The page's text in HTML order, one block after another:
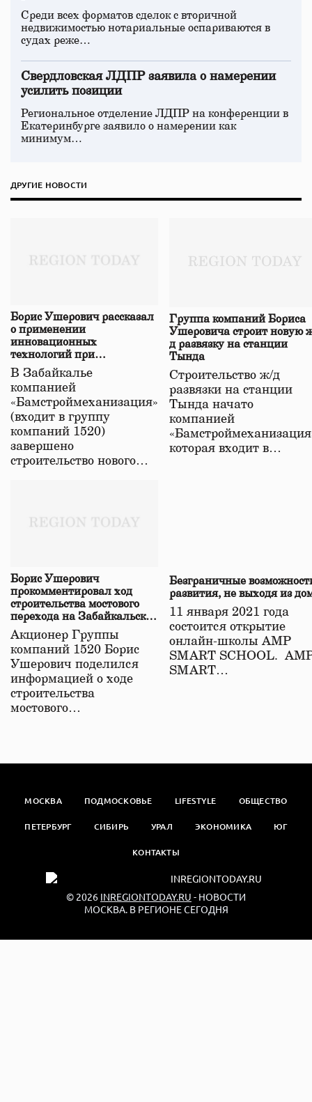
Среди всех форматов сделок с вторичной
недвижимостью нотариальные оспариваются в
судах реже…
Свердловская ЛДПР заявила о намерении
усилить позиции
Региональное отделение ЛДПР на конференции в
Екатеринбурге заявило о намерении как
минимум…
ДРУГИЕ НОВОСТИ
Борис Ушерович рассказал
о применении
инновационных
технологий при
строительстве нового моста
в Забайкалье
В Забайкалье
компанией
«Бамстроймеханизация»
(входит в группу
компаний 1520)
завершено
строительство нового…
Группа компаний Бориса
Ушеровича строит новую
д развязку на станции
Тында
Строительство ж/д
развязки на станции
Тында начато
компанией
которая входит в…
Борис Ушерович
прокомментировал ход
строительства мостового
перехода на Забайкальской
железной дороге
Акционер Группы
компаний 1520 Борис
Ушерович поделился
информацией о ходе
строительства
мостового…
Безграничные
развития, не выходя из
11 января 2021 года
состоится открытие
онлайн-школы АМР
SMART SCHOOL.
SMART…
МОСКВА ПОДМОСКОВЬЕ LIFESTYLE ОБЩЕСТВО
ПЕТЕРБУРГ СИБИРЬ УРАЛ ЭКОНОМИКА ЮГ
КОНТАКТЫ
© 2026 INREGIONTODAY.RU - НОВОСТИ
МОСКВА. В РЕГИОНЕ СЕГОДНЯ